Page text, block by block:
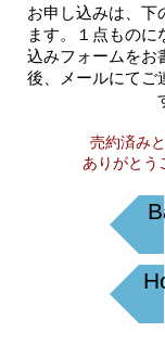
お申し込みは、下
ます。​１点ものに
込みフォームをお
後、メールにてご
売約済み
ありがとう